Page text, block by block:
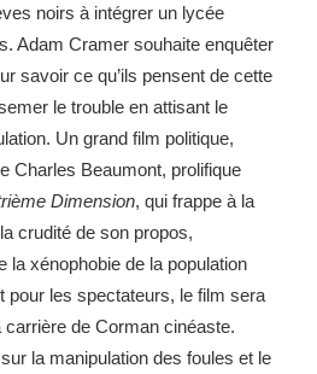
noirs à intégrer un lycée
Adam Cramer souhaite enquêter
savoir ce qu’ils pensent de cette
le trouble en attisant le
Un grand film politique,
Charles Beaumont, prolifique
Dimension, qui frappe à la
crudité de son propos,
la xénophobie de la population
pour les spectateurs, le film sera
de Corman cinéaste.
la manipulation des foules et le